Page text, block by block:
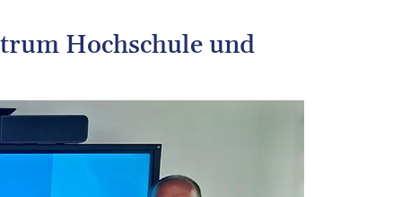
Hochschule und